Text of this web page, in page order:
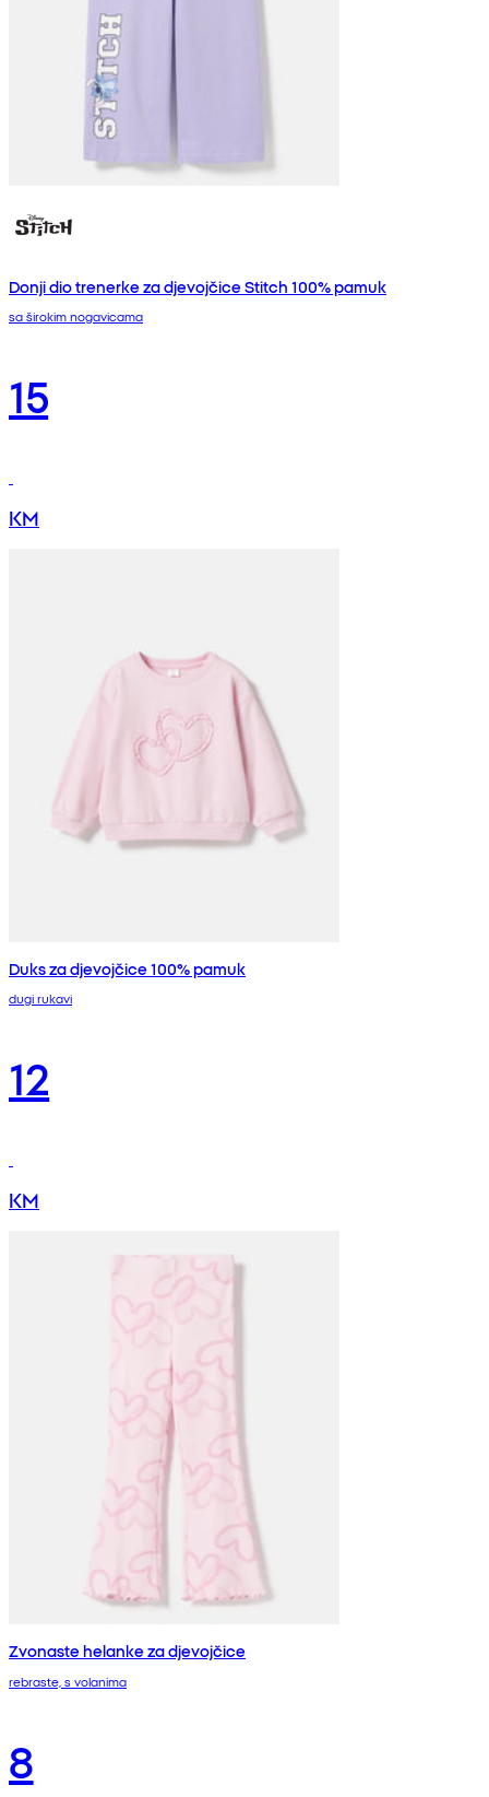
Donji dio trenerke za djevojčice Stitch 100% pamuk
sa širokim nogavicama
15
KM
Duks za djevojčice 100% pamuk
dugi rukavi
12
KM
Zvonaste helanke za djevojčice
rebraste, s volanima
8